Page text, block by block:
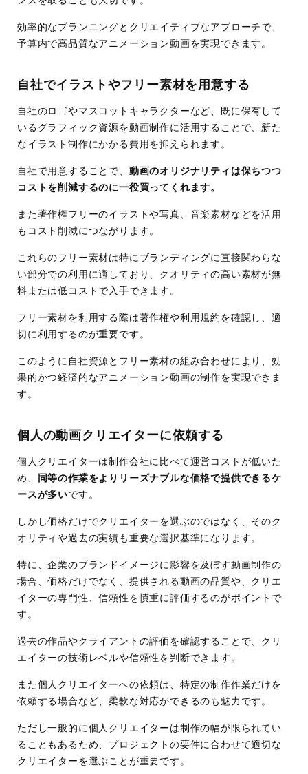
効率的なプランニングとクリエイティブなアプローチで、
予算内で高品質なアニメーション動画を実現できます。
自社でイラストやフリー素材を用意する
自社のロゴやマスコットキャラクターなど、既に保有して
いるグラフィック資源を動画制作に活用することで、新た
なイラスト制作にかかる費用を抑えられます。
自社で用意することで、 動画のオリジナリティは保ちつつ
コストを削減するのに一役買ってくれます。
また著作権フリーのイラストや写真、音楽素材などを活用
もコスト削減につながります。
これらのフリー素材は特にブランディングに直接関わらな
い部分での利用に適しており、クオリティの高い素材が無
料または低コストで入手できます。
フリー素材を利用する際は著作権や利用規約を確認し、適
切に利用するのが重要です。
このように自社資源とフリー素材の組み合わせにより、効
果的かつ経済的なアニメーション動画の制作を実現できま
す。
個人の動画クリエイターに依頼する
個人クリエイターは制作会社に比べて運営コストが低いた
め、
同等の作業をよりリーズナブルな価格で提供できるケ
ースが多いです。
しかし価格だけでクリエイターを選ぶのではなく、そのク
オリティや過去の実績も重要な選択基準になります。
特に、企業のブランドイメージに影響を及ぼす動画制作の
場合、価格だけでなく、提供される動画の品質や、クリエ
イターの専門性、信頼性を慎重に評価するのがポイントで
す。
過去の作品やクライアントの評価を確認することで、クリ
エイターの技術レベルや信頼性を判断できます。
また個人クリエイターへの依頼は、特定の制作作業だけを
依頼する場合など、柔軟な対応ができるのも魅力です。
ただし一般的に個人クリエイターは制作の幅が限られてい
ることもあるため、プロジェクトの要件に合わせて適切な
クリエイターを選ぶことが重要です。